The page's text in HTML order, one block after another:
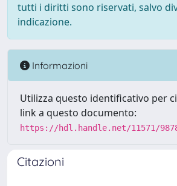
tutti i diritti sono riservati, salvo
indicazione.
Informazioni
Utilizza questo identificativo per
link a questo documento:
https://hdl.handle.net/11571/
Citazioni